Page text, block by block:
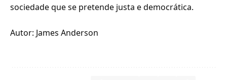
sociedade que se pretende justa e democrática.
Autor: James Anderson